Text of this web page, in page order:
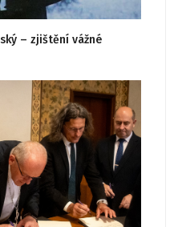
– zjištění vážné